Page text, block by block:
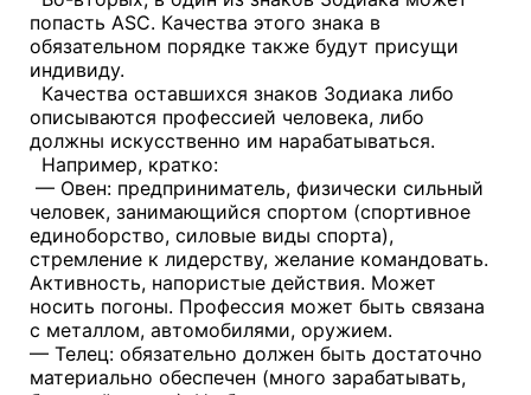
попасть ASC. Качества этого знака в
обязательном порядке также будут присущи
индивиду.
Качества оставшихся знаков Зодиака либо
описываются профессией человека, либо
должны искусственно им нарабатываться.
Например, кратко:
— Овен: предприниматель, физически сильный
человек, занимающийся спортом (спортивное
единоборство, силовые виды спорта),
стремление к лидерству, желание командовать.
Активность, напористые действия. Может
носить погоны. Профессия может быть связана
с металлом, автомобилями, оружием.
— Телец: обязательно должен быть достаточно
материально обеспечен (много зарабатывать,